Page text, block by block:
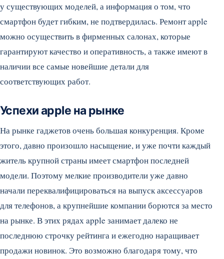
у существующих моделей, а информация о том, что
смартфон будет гибким, не подтвердилась. Ремонт apple
можно осуществить в фирменных салонах, которые
гарантируют качество и оперативность, а также имеют в
наличии все самые новейшие детали для
соответствующих работ.
Успехи apple на рынке
На рынке гаджетов очень большая конкуренция. Кроме
этого, давно произошло насыщение, и уже почти каждый
житель крупной страны имеет смартфон последней
модели. Поэтому мелкие производители уже давно
начали переквалифицироваться на выпуск аксессуаров
для телефонов, а крупнейшие компании борются за место
на рынке. В этих рядах apple занимает далеко не
последнюю строчку рейтинга и ежегодно наращивает
продажи новинок. Это возможно благодаря тому, что